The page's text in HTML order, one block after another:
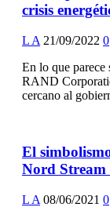
crisis
L A 21/09/2022 0
En lo que parece
RAND
cercano al
El
Nord Stream
L A 08/06/2021 0